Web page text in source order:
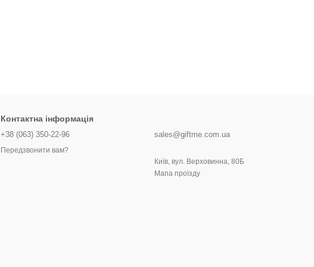
Контактна інформація
+38 (063) 350-22-96
Передзвонити вам?
sales@giftme.com.ua
Київ, вул. Верховинна, 80Б
Мапа проїзду